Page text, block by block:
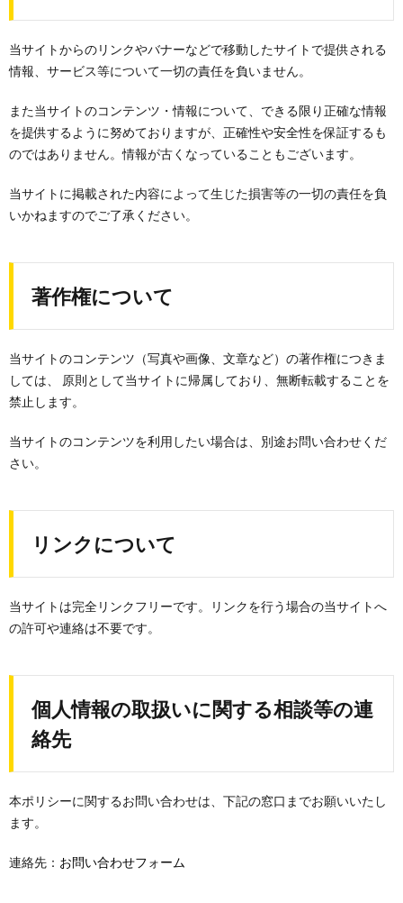
当サイトからのリンクやバナーなどで移動したサイトで提供される
情報、サービス等について一切の責任を負いません。
また当サイトのコンテンツ・情報について、できる限り正確な情報
を提供するように努めておりますが、正確性や安全性を保証するも
のではありません。情報が古くなっていることもございます。
当サイトに掲載された内容によって生じた損害等の一切の責任を負
いかねますのでご了承ください。
著作権について
当サイトのコンテンツ（写真や画像、文章など）の著作権につきま
しては、 原則として当サイトに帰属しており、無断転載することを
禁止します。
当サイトのコンテンツを利用したい場合は、別途お問い合わせくだ
さい。
リンクについて
当サイトは完全リンクフリーです。リンクを行う場合の当サイトへ
の許可や連絡は不要です。
個人情報の取扱いに関する相談等の連
絡先
本ポリシーに関するお問い合わせは、下記の窓口までお願いいたし
ます。
連絡先： お問い合わせフォーム